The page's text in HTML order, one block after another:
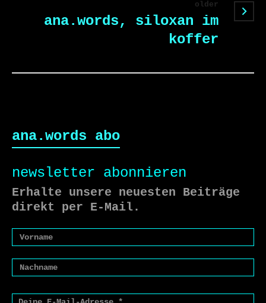
older
ana.words, siloxan im
koffer
ana.words abo
newsletter abonnieren
Erhalte unsere neuesten Beiträge
direkt per E-Mail.